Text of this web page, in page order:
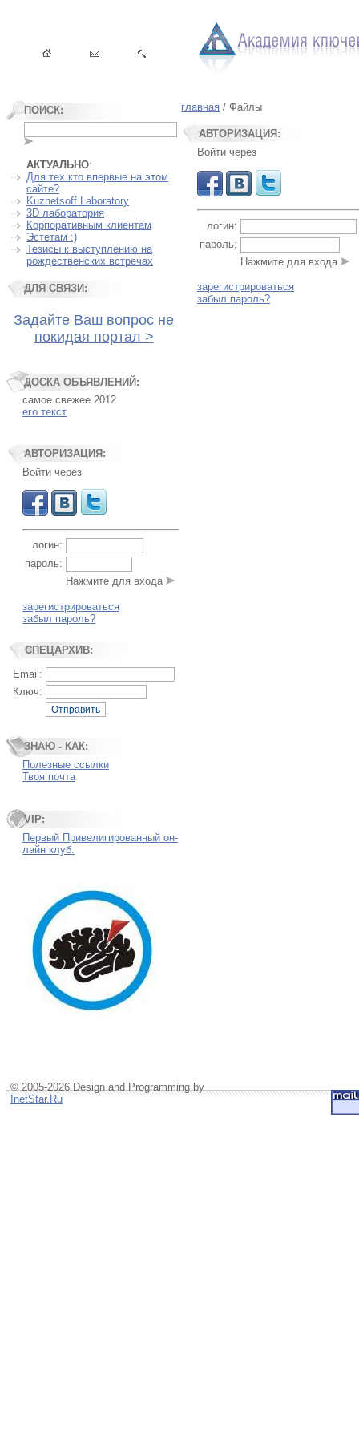
ПОИСК:
АКТУАЛЬНО:
Для тех кто впервые на этом
сайте?
Kuznetsoff Laboratory
3D лаборатория
Корпоративным клиентам
Эстетам :)
Тезисы к выступлению на
рождественских встречах
ДЛЯ СВЯЗИ:
Задайте Ваш вопрос не
покидая портал >
ДОСКА ОБЪЯВЛЕНИЙ:
самое свежее 2012
его текст
АВТОРИЗАЦИЯ:
Войти через
логин:
пароль:
Нажмите для входа
зарегистрироваться
забыл пароль?
СПЕЦАРХИВ:
Email:
Ключ:
Отправить
ЗНАЮ - КАК:
Полезные ссылки
Твоя почта
VIP:
Первый Привелигированный он-
лайн клуб.
главная / Файлы
АВТОРИЗАЦИЯ:
Войти через
логин:
пароль:
Нажмите для входа
зарегистрироваться
забыл пароль?
© 2005-2026 Design and Programming by
InetStar.Ru